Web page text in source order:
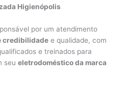
Higienópolis
por um atendimento
credibilidade e qualidade, com
e treinados para
seueletrodoméstico da marca